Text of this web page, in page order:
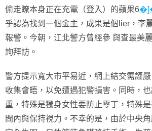
偷走瞭本身正在充電（登入）的蘋果6
乎認為找到一個金主，成果是個lier，李
報警。今朝，江北警方曾經參 與查最美
詢拜訪。
警方提示寬大市平易近，網上結交需謹
收集會晤，以免遭遇犯警損害。同時，
重，特殊是獨身女性要防止零丁，特殊
間內與保持視力。不幸的是，由於中央